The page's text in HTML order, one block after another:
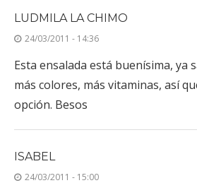
LUDMILA LA CHIMO
24/03/2011 - 14:36
Esta ensalada está buenísima, ya
más colores, más vitaminas, así
opción. Besos
ISABEL
24/03/2011 - 15:00